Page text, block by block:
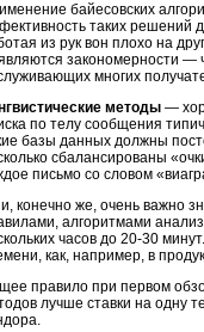
байесовских
таких решений
из рук вон плохо на
закономерности —
многих
методы —
по телу сообщения
базы данных должны
сбалансированы
письмо со словом
конечно же, очень важно
алгоритмами
часов до 20-30
как, например, в
правило при первом
лучше ставки на одну